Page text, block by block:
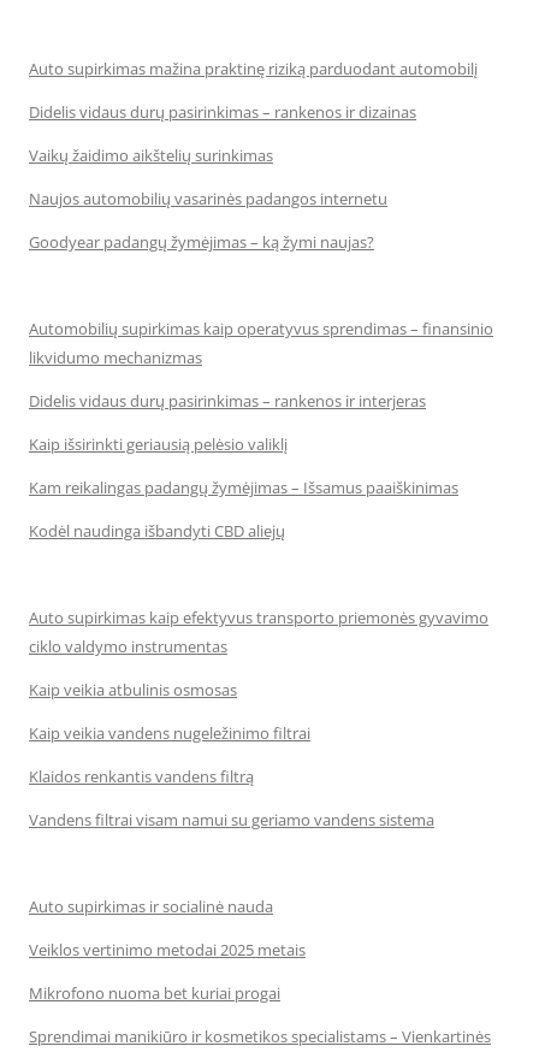
Auto supirkimas mažina praktinę riziką parduodant automobilį
Didelis vidaus durų pasirinkimas – rankenos ir dizainas
Vaikų žaidimo aikštelių surinkimas
Naujos automobilių vasarinės padangos internetu
Goodyear padangų žymėjimas – ką žymi naujas?
Automobilių supirkimas kaip operatyvus sprendimas – finansinio
likvidumo mechanizmas
Didelis vidaus durų pasirinkimas – rankenos ir interjeras
Kaip išsirinkti geriausią pelėsio valiklį
Kam reikalingas padangų žymėjimas – Išsamus paaiškinimas
Kodėl naudinga išbandyti CBD aliejų
Auto supirkimas kaip efektyvus transporto priemonės gyvavimo
ciklo valdymo instrumentas
Kaip veikia atbulinis osmosas
Kaip veikia vandens nugeležinimo filtrai
Klaidos renkantis vandens filtrą
Vandens filtrai visam namui su geriamo vandens sistema
Auto supirkimas ir socialinė nauda
Veiklos vertinimo metodai 2025 metais
Mikrofono nuoma bet kuriai progai
Sprendimai manikiūro ir kosmetikos specialistams – Vienkartinės